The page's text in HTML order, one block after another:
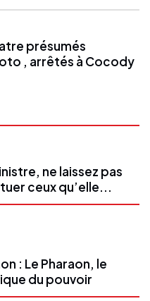
présumés
, arrêtés à Cocody
ne laissez pas
ceux qu’elle...
: Le Pharaon, le
du pouvoir